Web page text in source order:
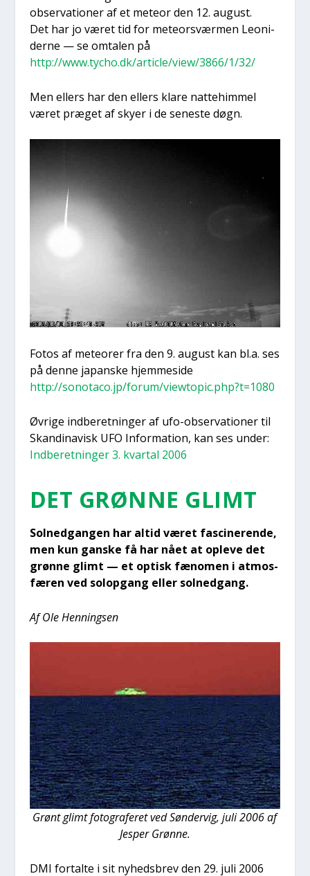
obser­va­tio­ner af et meteor den 12. august.
Det har jo været tid for mete­o­r­svær­men Leo­ni­
der­ne — se omta­len på
http://www.tycho.dk/article/view/3866/1/32/
Men ellers har den ellers kla­re nat­te­him­mel
været præ­get af sky­er i de sene­ste døgn.
Fotos af mete­o­rer fra den 9. august kan bl.a. ses
på den­ne japan­ske hjem­mesi­de
http://sonotaco.jp/forum/viewtopic.php?t=1080
Øvri­ge ind­be­ret­nin­ger af ufo-obser­va­tio­ner til
Skan­di­na­visk UFO Infor­ma­tion, kan ses under:
Ind­be­ret­nin­ger 3. kvar­tal 2006
DET GRØN­NE GLIMT
Sol­ned­gan­gen har altid været fasci­ne­ren­de,
men kun gan­ske få har nået at ople­ve det
grøn­ne glimt — et optisk fæno­men i atmos­
fæ­ren ved sol­op­gang eller sol­ned­gang.
Af Ole Hen­nings­en
Grønt glimt foto­gra­fe­ret ved Søn­der­vig, juli 2006 af
Jes­per Grøn­ne.
DMI for­tal­te i sit nyheds­brev den 29. juli 2006